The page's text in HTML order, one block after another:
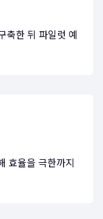
축한 뒤 파일럿 예
효율을 극한까지